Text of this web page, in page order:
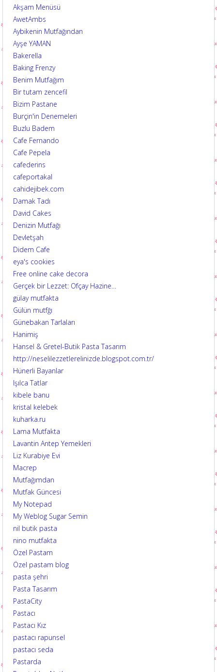
Akşam Menüsü
AwetAmbs
Aybikenin Mutfağından
Ayşe YAMAN
Bakerella
Baking Frenzy
Benim Mutfağım
Bir tutam zencefil
Bizim Pastane
Burçin'in Denemeleri
Buzlu Badem
Cafe Fernando
Cafe Pepela
cafederins
cafeportakal
cahidejibek.com
Damak Tadı
David Cakes
Denizin Mutfağı
Devletşah
Didem Cafe
eya's cookies
Free online cake decora
Gerçek bir Lezzet: Ofçay Hazine…
gülay mutfakta
Gülün mutfğı
Günebakan Tarlaları
Hanimiş
Hansel & Gretel-Butik Pasta Tasarım
http://neselilezzetlerelinizde.blogspot.com.tr/
Hünerli Bayanlar
Işılca Tatlar
kibele banu
kristal kelebek
kuharka.ru
Lama Mutfakta
Lavantin Antep Yemekleri
Liz Kurabiye Evi
Macrep
Mutfağımdan
Mutfak Güncesi
My Notepad
My Weblog Sugar Semin
nil butik pasta
nino mutfakta
Özel Pastam
Özel pastam blog
pasta şehri
Pasta Tasarım
PastaCity
Pastacı
Pastacı Kız
pastacı rapunsel
pastacı seda
Pastarda